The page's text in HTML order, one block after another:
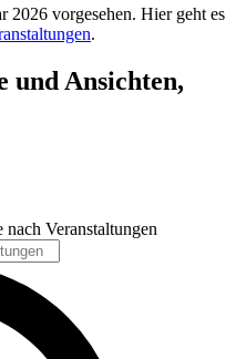
2026 vorgesehen. Hier geht es
.
und Ansichten,
Veranstaltungen